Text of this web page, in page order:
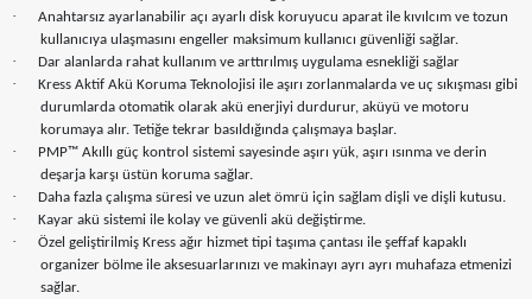
·
Anahtarsız ayarlanabilir açı ayarlı disk koruyucu aparat ile kıvılcım ve tozun
kullanıcıya ulaşmasını engeller maksimum kullanıcı güvenliği sağlar.
· Dar alanlarda rahat kullanım ve arttırılmış uygulama esnekliği sağlar
·
Kress Aktif Akü Koruma Teknolojisi ile aşırı zorlanmalarda ve uç sıkışması gibi
durumlarda otomatik olarak akü enerjiyi durdurur, aküyü ve motoru
korumaya alır. Tetiğe tekrar basıldığında çalışmaya başlar.
·
PMP™ Akıllı güç kontrol sistemi sayesinde aşırı yük, aşırı ısınma ve derin
deşarja karşı üstün koruma sağlar.
· Daha fazla çalışma süresi ve uzun alet ömrü için sağlam dişli ve dişli kutusu.
· Kayar akü sistemi ile kolay ve güvenli akü değiştirme.
·
Özel geliştirilmiş Kress ağır hizmet tipi taşıma çantası ile şeffaf kapaklı
organizer bölme ile aksesuarlarınızı ve makinayı ayrı ayrı muhafaza etmenizi
sağlar.